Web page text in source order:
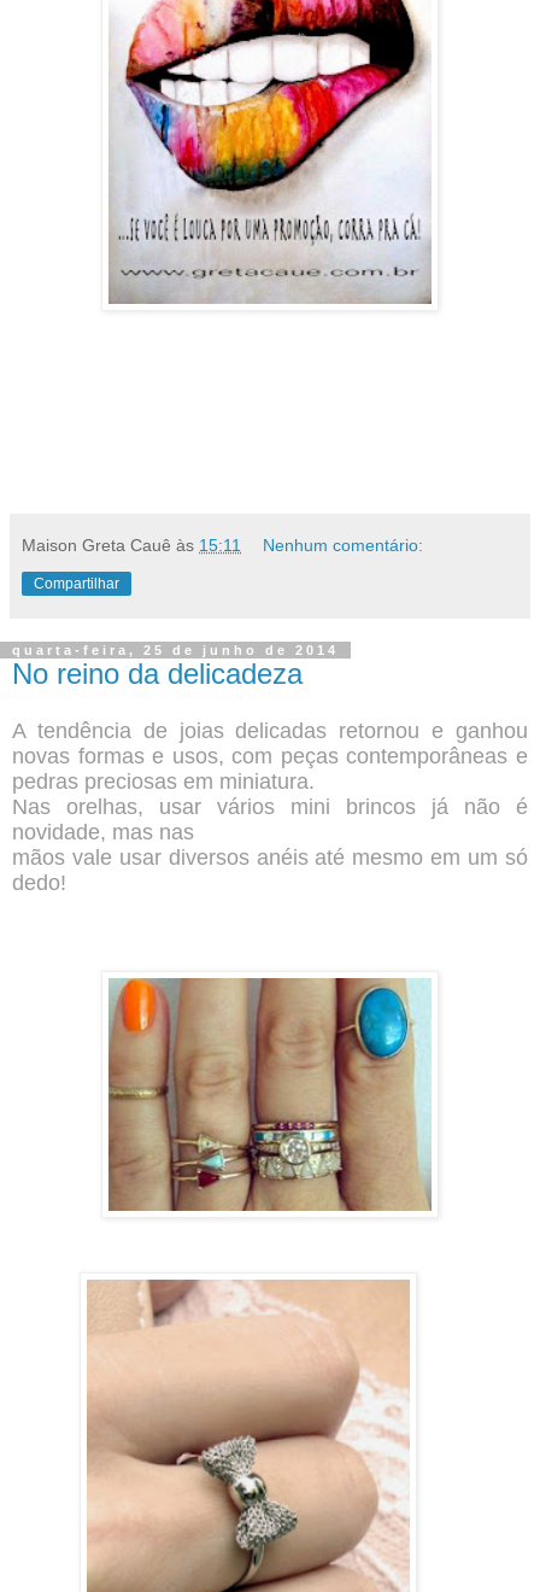
Maison Greta Cauê às 15:11 Nenhum comentário:
Compartilhar
quarta-feira, 25 de junho de 2014
No reino da delicadeza
A tendência de joias delicadas retornou e ganhou
novas formas e usos, com peças contemporâneas e
pedras preciosas em miniatura.
Nas orelhas, usar vários mini brincos já não é
novidade, mas nas
mãos vale usar diversos anéis até mesmo em um só
dedo!